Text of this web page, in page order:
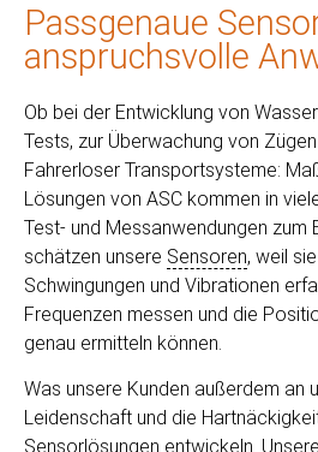
Passgenaue
anspruchsvolle
Ob bei der Entwicklung von
Tests, zur Überwachung von
Fahrerloser Transportsysteme:
Lösungen von ASC kommen in
Test- und Messanwendungen zum
schätzen unsere Sensoren, weil
Schwingungen und Vibrationen
Frequenzen messen und die
genau ermitteln können.
Was unsere Kunden außerdem an
Leidenschaft und die
Sensorlösungen entwickeln.